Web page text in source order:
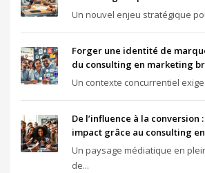
Un nouvel enjeu stratégique
Forger une identité de
du consulting en marketing
Un contexte concurrentiel
De l’influence à la conversion
impact grâce au consulting
Un paysage médiatique en
de...